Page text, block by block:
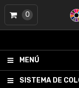
MENÚ
SISTEMA DE
0